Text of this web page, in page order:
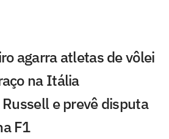
agarra atletas de vôlei
na Itália
e prevê disputa
F1